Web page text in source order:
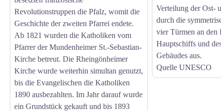
Revolutionstruppen die Pfalz, womit die
Geschichte der zweiten Pfarrei endete.
Ab 1821 wurden die Katholiken vom
Pfarrer der Mundenheimer St.-Sebastian-
Kirche betreut. Die Rheingönheimer
Kirche wurde weiterhin simultan genutzt,
bis die Evangelischen die Katholiken
1890 ausbezahlten. Im Jahr darauf wurde
ein Grundstück gekauft und bis 1893
Verteilung der Ost-
durch die
vier Türmen an den
Hauptschiffs und
Gebäudes aus.
Quelle UNESCO